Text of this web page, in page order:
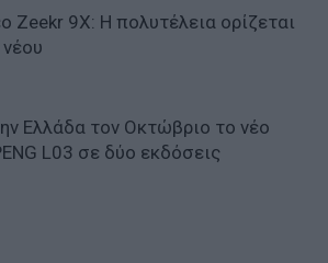
Zeekr 9X: Η πολυτέλεια ορίζεται
νέου
Ελλάδα τον Οκτώβριο το νέο
L03 σε δύο εκδόσεις